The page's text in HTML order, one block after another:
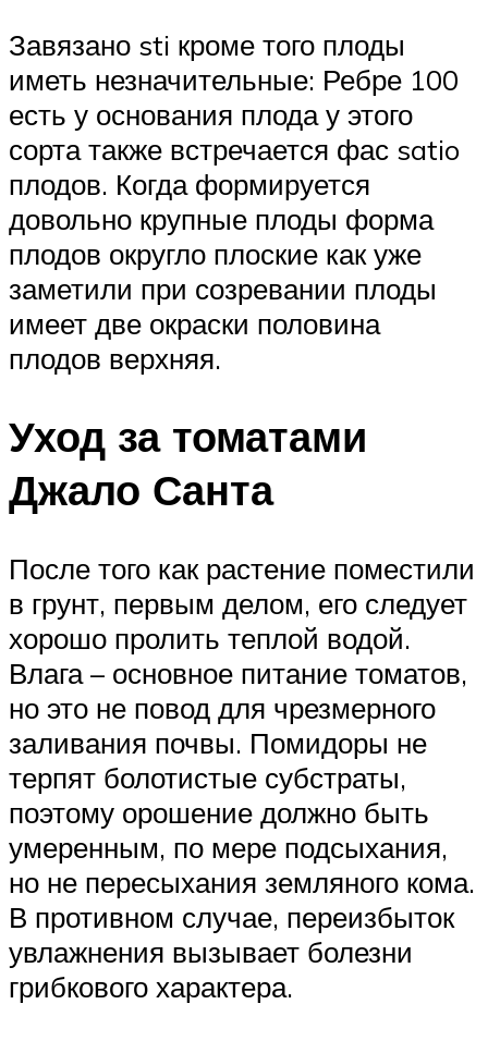
Завязано sti кроме того плоды
иметь незначительные: Ребре 100
есть у основания плода у этого
сорта также встречается фас satio
плодов. Когда формируется
довольно крупные плоды форма
плодов округло плоские как уже
заметили при созревании плоды
имеет две окраски половина
плодов верхняя.
Уход за томатами
Джало Санта
После того как растение поместили
в грунт, первым делом, его следует
хорошо пролить теплой водой.
Влага – основное питание томатов,
но это не повод для чрезмерного
заливания почвы. Помидоры не
терпят болотистые субстраты,
поэтому орошение должно быть
умеренным, по мере подсыхания,
но не пересыхания земляного кома.
В противном случае, переизбыток
увлажнения вызывает болезни
грибкового характера.